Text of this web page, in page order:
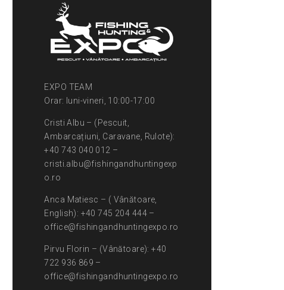
EXPO TEAM
Orar: luni-vineri, 10:00-17:00
Cristi Albu – (Pescuit,
Ambarcațiuni, Caravane, Rulote):
+40 743 040 012 –
cristi.albu@fishingandhuntingexp
o.ro
Anca Matiesc – ( Vânătoare,
English): +40 745 204 444 –
office@fishingandhuntingexpo.ro
Pirvu Florin – (Vânătoare): +40
722 936 869 –
office@fishingandhuntingexpo.ro